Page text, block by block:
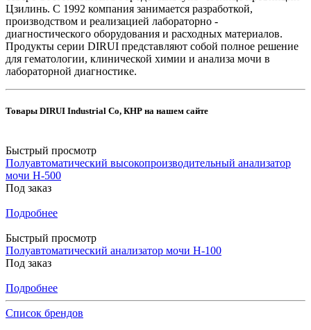
Цзилинь. С 1992 компания занимается разработкой,
производством и реализацией лабораторно -
диагностического оборудования и расходных материалов.
Продукты серии DIRUI представляют собой полное решение
для гематологии, клинической химии и анализа мочи в
лабораторной диагностике.
Товары DIRUI Industrial Co, КНР на нашем сайте
Быстрый просмотр
Полуавтоматический высокопроизводительный анализатор
мочи H-500
Под заказ
Подробнее
Быстрый просмотр
Полуавтоматический анализатор мочи H-100
Под заказ
Подробнее
Список брендов